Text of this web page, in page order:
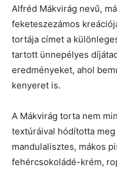
Alfréd Mákvirág nevű,
feketeszezámos
tortája címet a
tartott ünnepélyes
eredményeket, ahol
kenyeret is.
A Mákvirág torta nem
textúráival hódította
mandulalisztes, mákos
fehércsokoládé-krém,